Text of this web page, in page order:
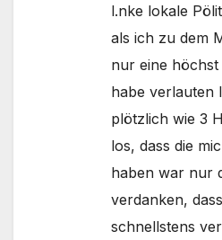
l.nke lokale
als ich zu dem
nur eine
habe verlauten
plötzlich wie 3
los, dass die
haben war nur
verdanken,
schnellstens